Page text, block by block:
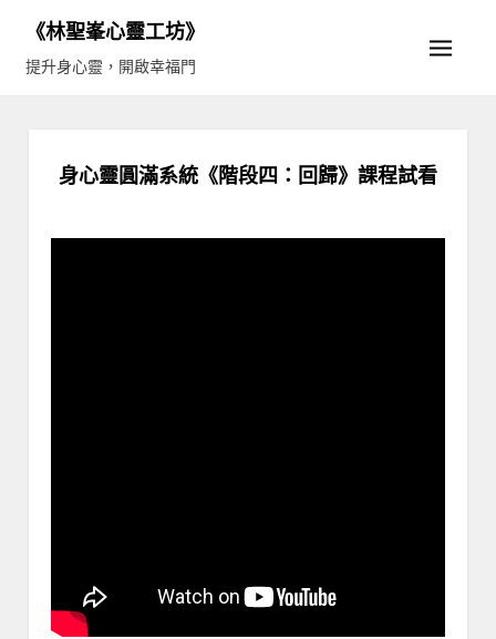
content
《林聖峯心靈工坊》
提升身心靈，開啟幸福門
身心靈圓滿系統《階段四：回歸》課程試看